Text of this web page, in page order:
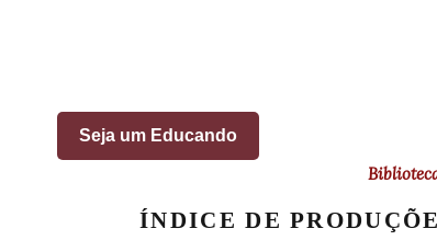
Seja um Educando
ÍNDICE DE